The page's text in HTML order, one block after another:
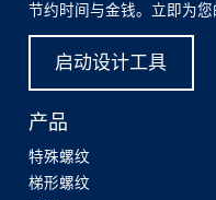
节约时间与金钱。立即为您
启动设计工具
产品
特殊螺纹
梯形螺纹